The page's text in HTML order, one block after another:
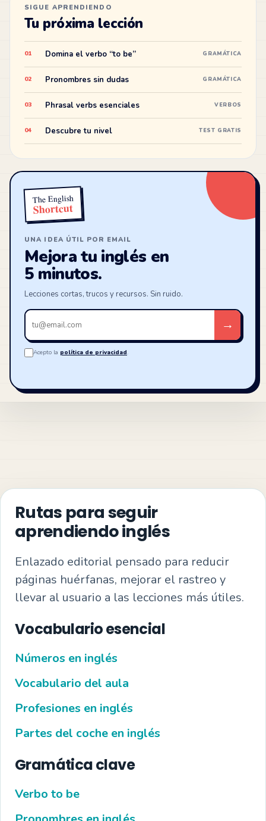
SIGUE APRENDIENDO
Tu próxima lección
01 Domina el verbo “to be” GRAMÁTICA
02 Pronombres sin dudas GRAMÁTICA
03 Phrasal verbs esenciales VERBOS
04 Descubre tu nivel TEST GRATIS
The English
Shortcut
UNA IDEA ÚTIL POR EMAIL
Mejora tu inglés en
5 minutos.
Lecciones cortas, trucos y recursos. Sin ruido.
Tu
email
→
Acepto la política de privacidad.
Rutas para seguir
aprendiendo inglés
Enlazado editorial pensado para reducir
páginas huérfanas, mejorar el rastreo y
llevar al usuario a las lecciones más útiles.
Vocabulario esencial
Números en inglés
Vocabulario del aula
Profesiones en inglés
Partes del coche en inglés
Gramática clave
Verbo to be